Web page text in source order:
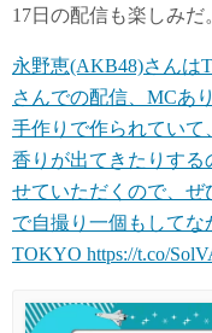
17日の配信も楽しみだ
永野恵(AKB48)さんは
さんでの配信、MCあ
手作りで作られていて
香りが出てきたりする
せていただくので、ぜ
で自撮り一個もしてな
TOKYO https://t.co/